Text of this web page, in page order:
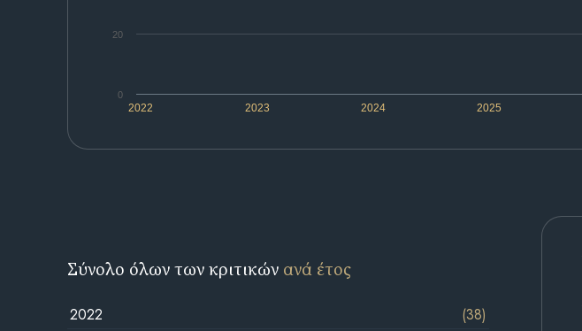
2022 2023 2024 2025
0
20
Σύνολο όλων των κριτικών ανά έτος
2022
(38)